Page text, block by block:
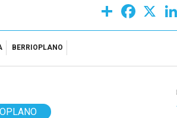
Share Facebook
BERRIOPLANO